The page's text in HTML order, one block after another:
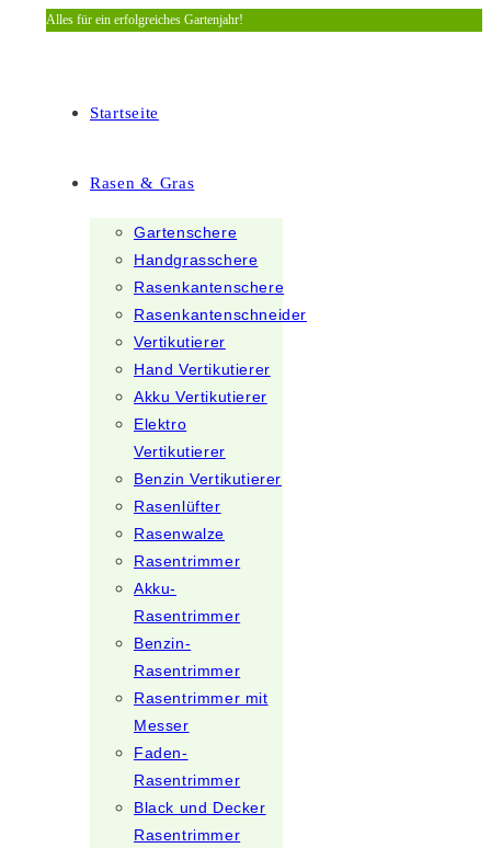
Zum
Alles für ein erfolgreiches Gartenjahr!
Startseite
Rasen & Gras
Gartenschere
Handgrasschere
Rasenkantenschere
Rasenkantenschneider
Vertikutierer
Hand Vertikutierer
Akku Vertikutierer
Elektro
Vertikutierer
Benzin Vertikutierer
Rasenlüfter
Rasenwalze
Rasentrimmer
Akku-
Rasentrimmer
Benzin-
Rasentrimmer
Rasentrimmer mit
Messer
Faden-
Rasentrimmer
Black und Decker
Rasentrimmer